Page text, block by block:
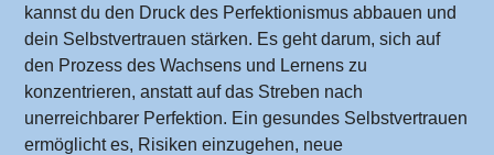
kannst du den Druck des Perfektionismus abbauen und
dein Selbstvertrauen stärken. Es geht darum, sich auf
den Prozess des Wachsens und Lernens zu
konzentrieren, anstatt auf das Streben nach
unerreichbarer Perfektion. Ein gesundes Selbstvertrauen
ermöglicht es, Risiken einzugehen, neue